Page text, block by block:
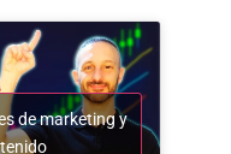
de marketing y